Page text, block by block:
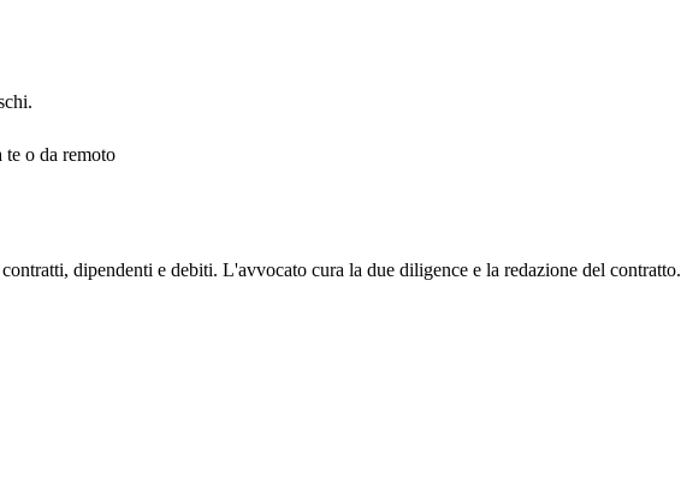
te o da remoto
dipendenti e debiti. L'avvocato cura la due diligence e la redazione del contratto.